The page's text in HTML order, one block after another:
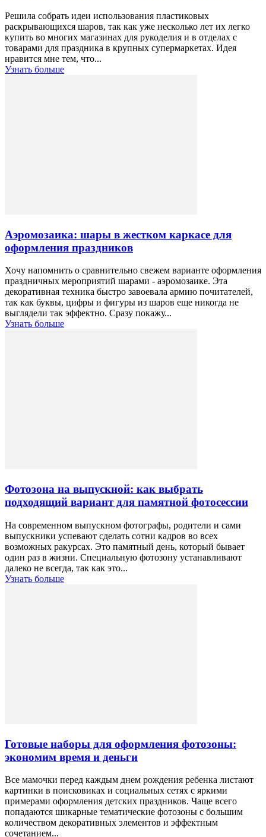
Решила собрать идеи использования пластиковых
раскрывающихся шаров, так как уже несколько лет их легко
купить во многих магазинах для рукоделия и в отделах с
товарами для праздника в крупных супермаркетах. Идея
нравится мне тем, что...
Узнать больше
Аэромозаика: шары в жестком каркасе для
оформления праздников
Хочу напомнить о сравнительно свежем варианте оформления
праздничных мероприятий шарами - аэромозаике. Эта
декоративная техника быстро завоевала армию почитателей,
так как буквы, цифры и фигуры из шаров еще никогда не
выглядели так эффектно. Сразу покажу...
Узнать больше
Фотозона на выпускной: как выбрать
подходящий вариант для памятной фотосессии
На современном выпускном фотографы, родители и сами
выпускники успевают сделать сотни кадров во всех
возможных ракурсах. Это памятный день, который бывает
один раз в жизни. Специальную фотозону устанавливают
далеко не всегда, так как это...
Узнать больше
Готовые наборы для оформления фотозоны:
экономим время и деньги
Все мамочки перед каждым днем рождения ребенка листают
картинки в поисковиках и социальных сетях с яркими
примерами оформления детских праздников. Чаще всего
попадаются шикарные тематические фотозоны с большим
количеством декоративных элементов и эффектным
сочетанием...